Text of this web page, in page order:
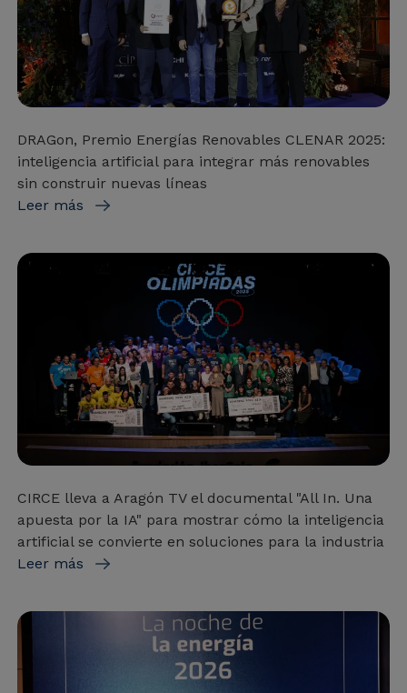
DRAGon, Premio Energías Renovables CLENAR 2025:
inteligencia artificial para integrar más renovables
sin construir nuevas líneas
Leer más
CIRCE lleva a Aragón TV el documental "All In. Una
apuesta por la IA" para mostrar cómo la inteligencia
artificial se convierte en soluciones para la industria
Leer más